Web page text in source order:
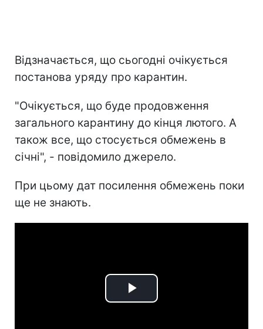
Відзначається, що сьогодні очікується
постанова уряду про карантин.
"Очікується, що буде продовження
загального карантину до кінця лютого. А
також все, що стосується обмежень в
січні", - повідомило джерело.
При цьому дат посилення обмежень поки
ще не знають.
Play